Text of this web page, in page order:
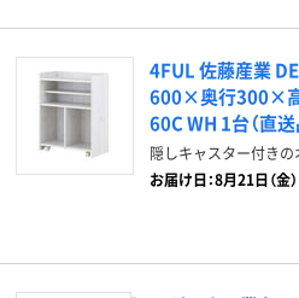
4FUL 佐藤産業
600×奥行300×
60C WH 1台（直送
隠しキャスター付きの
お届け日：8月21日（金